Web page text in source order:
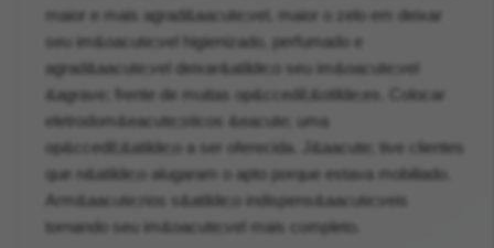
maior e mais agrad&aacute;vel, maior o zelo em deixar
seu im&oacute;vel higienizado, perfumado e
agrad&aacute;vel deixar&atilde;o seu im&oacute;vel
&agrave; frente de muitas op&ccedil;&otilde;es. Colocar
eletrodom&eacute;sticos &eacute; uma
op&ccedil;&atilde;o a ser oferecida. J&aacute; tive clientes
que n&atilde;o alugaram o apto porque estava mobiliado.
Arm&aacute;rios s&atilde;o indispens&aacute;veis
tornando seu im&oacute;vel mais completo.